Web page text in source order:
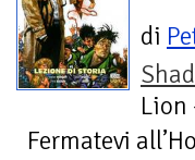
di
Lion
Fermatevi